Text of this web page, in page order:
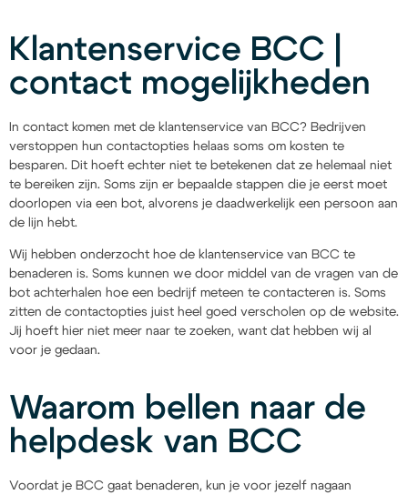
Klantenservice BCC |
contact mogelijkheden
In contact komen met de klantenservice van BCC? Bedrijven
verstoppen hun contactopties helaas soms om kosten te
besparen. Dit hoeft echter niet te betekenen dat ze helemaal niet
te bereiken zijn. Soms zijn er bepaalde stappen die je eerst moet
doorlopen via een bot, alvorens je daadwerkelijk een persoon aan
de lijn hebt.
Wij hebben onderzocht hoe de klantenservice van BCC te
benaderen is. Soms kunnen we door middel van de vragen van de
bot achterhalen hoe een bedrijf meteen te contacteren is. Soms
zitten de contactopties juist heel goed verscholen op de website.
Jij hoeft hier niet meer naar te zoeken, want dat hebben wij al
voor je gedaan.
Waarom bellen naar de
helpdesk van BCC
Voordat je BCC gaat benaderen, kun je voor jezelf nagaan